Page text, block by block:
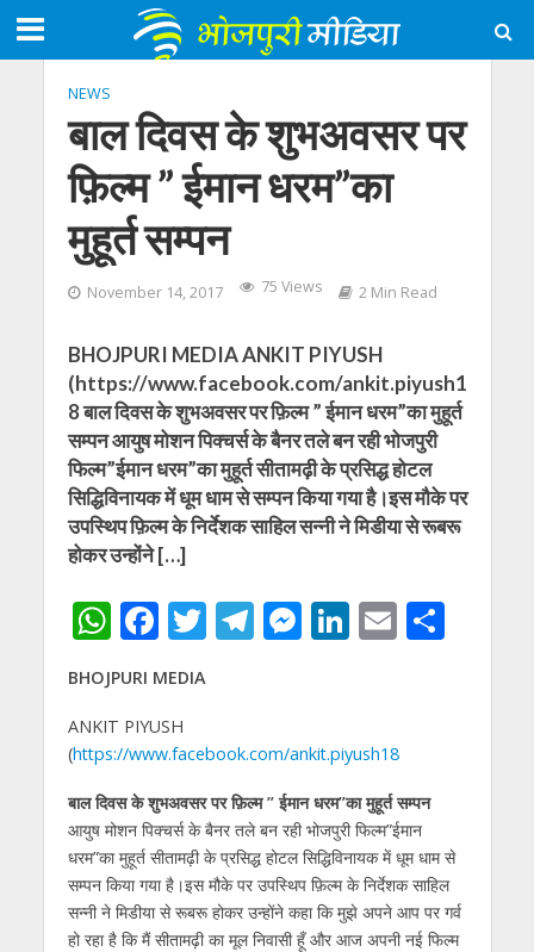
NEWS
बाल दिवस के शुभअवसर पर
फ़िल्म ” ईमान धरम”का
मुहूर्त सम्पन
November 14, 2017 75 Views 2 Min Read
BHOJPURI MEDIA ANKIT PIYUSH
(https://www.facebook.com/ankit.piyush1
8 बाल दिवस के शुभअवसर पर फ़िल्म ” ईमान धरम”का मुहूर्त
सम्पन आयुष मोशन पिक्चर्स के बैनर तले बन रही भोजपुरी
फिल्म”ईमान धरम”का मुहूर्त सीतामढ़ी के प्रसिद्ध होटल
सिद्धिविनायक में धूम धाम से सम्पन किया गया है।इस मौके पर
उपस्थिप फ़िल्म के निर्देशक साहिल सन्नी ने मिडीया से रूबरू
होकर उन्होंने […]
W
h
at
s
A
p
p
F
ac
e
b
o
o
k
T
itt
er
T
gr
a
m
M
e
n
g
er
Li
dI
n
E
l
S
BHOJPURI MEDIA
ANKIT PIYUSH
(https://www.facebook.com/ankit.piyush18
बाल दिवस के शुभअवसर पर फ़िल्म ” ईमान धरम”का मुहूर्त सम्पन
आयुष मोशन पिक्चर्स के बैनर तले बन रही भोजपुरी फिल्म”ईमान
धरम”का मुहूर्त सीतामढ़ी के प्रसिद्ध होटल सिद्धिविनायक में धूम धाम से
सम्पन किया गया है।इस मौके पर उपस्थिप फ़िल्म के निर्देशक साहिल
सन्नी ने मिडीया से रूबरू होकर उन्होंने कहा कि मुझे अपने आप पर गर्व
हो रहा है कि मैं सीतामढ़ी का मूल निवासी हूँ और आज अपनी नई फिल्म